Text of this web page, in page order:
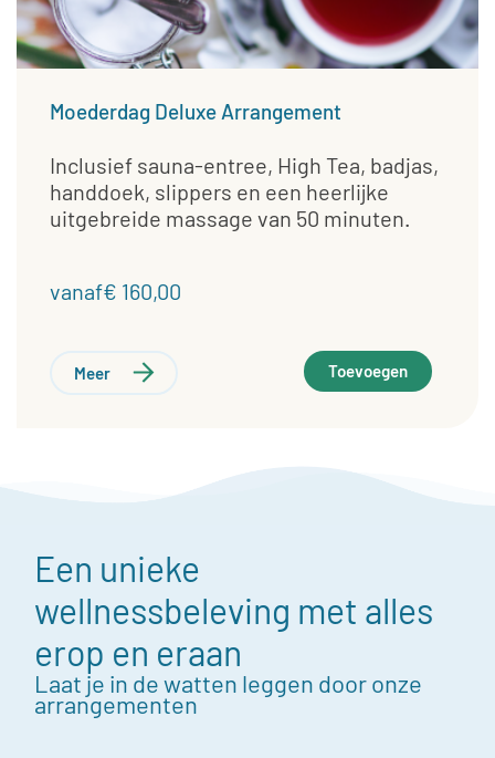
Moederdag Deluxe Arrangement
Inclusief sauna-entree, High Tea, badjas,
handdoek, slippers en een heerlijke
uitgebreide massage van 50 minuten.
vanaf€ 160,00
Meer Toevoegen
Een unieke
wellnessbeleving met alles
erop en eraan
Laat je in de watten leggen door onze
arrangementen